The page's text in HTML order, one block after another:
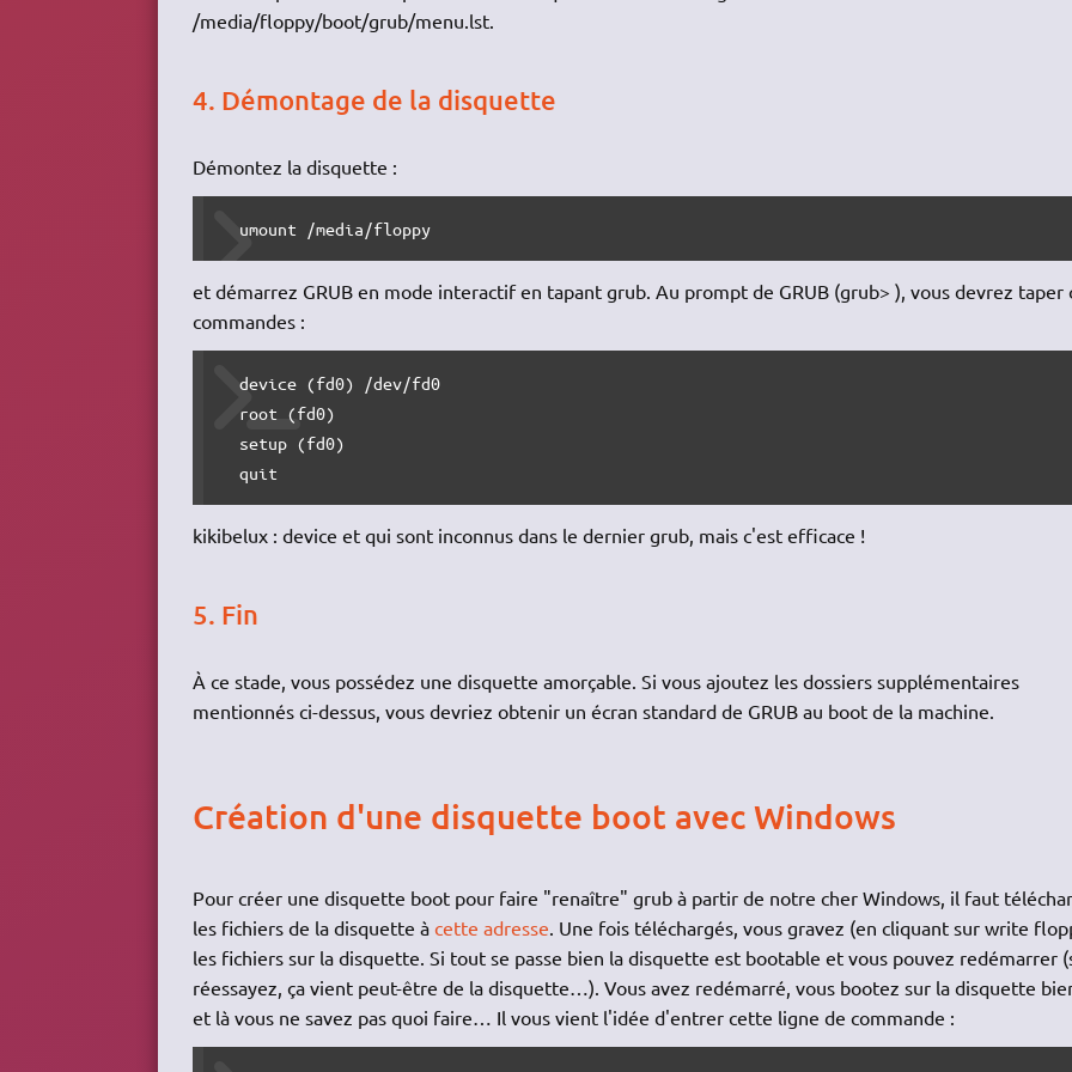
/media/floppy/boot/grub/menu.lst.
4. Démontage de la disquette
Démontez la disquette :
  umount /media/floppy
et démarrez GRUB en mode interactif en tapant grub. Au prompt de GRUB (grub> ), vous devrez taper
commandes :
  device (fd0) /dev/fd0
  root (fd0)
  setup (fd0)
  quit
kikibelux : device et qui sont inconnus dans le dernier grub, mais c'est efficace !
5. Fin
À ce stade, vous possédez une disquette amorçable. Si vous ajoutez les dossiers supplémentaires
mentionnés ci-dessus, vous devriez obtenir un écran standard de GRUB au boot de la machine.
Création d'une disquette boot avec Windows
Pour créer une disquette boot pour faire "renaître" grub à partir de notre cher Windows, il faut
les fichiers de la disquette à cette adresse . Une fois téléchargés, vous gravez (en cliquant sur write
les fichiers sur la disquette. Si tout se passe bien la disquette est bootable et vous pouvez redémarrer
réessayez, ça vient peut-être de la disquette…). Vous avez redémarré, vous bootez sur la disquette
et là vous ne savez pas quoi faire… Il vous vient l'idée d'entrer cette ligne de commande :